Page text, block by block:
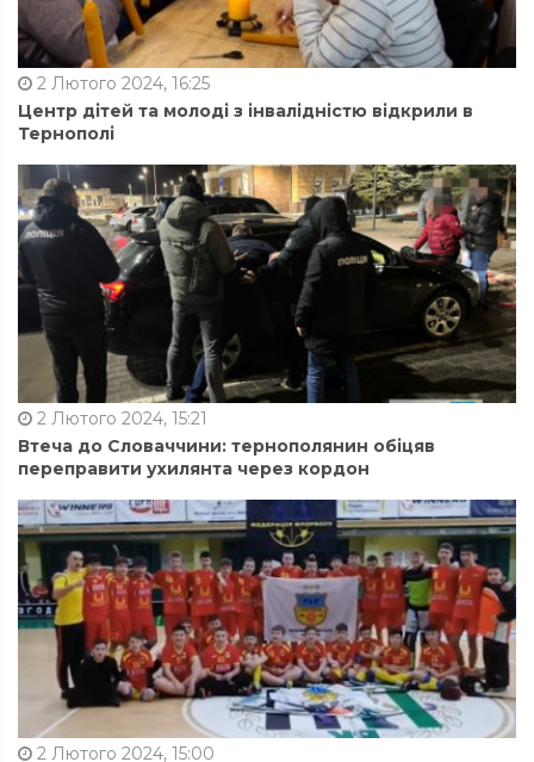
2 Лютого 2024, 16:25
Центр дітей та молоді з інвалідністю відкрили в
Тернополі
2 Лютого 2024, 15:21
Втеча до Словаччини: тернополянин обіцяв
переправити ухилянта через кордон
2 Лютого 2024, 15:00